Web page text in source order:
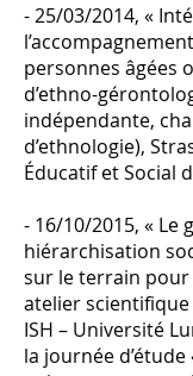
- 25/03/2014, «
personnes âgées
d’ethno-
indépendante,
d’ethnologie),
Éducatif et Social
- 16/10/2015, « Le
hiérarchisation
sur le terrain pour
atelier
ISH – Université
la journée